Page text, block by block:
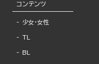
コンテンツ
少女・女性
TL
BL